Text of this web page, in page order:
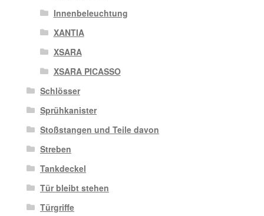
Innenbeleuchtung
XANTIA
XSARA
XSARA PICASSO
Schlösser
Sprühkanister
Stoßstangen und Teile davon
Streben
Tankdeckel
Tür bleibt stehen
Türgriffe